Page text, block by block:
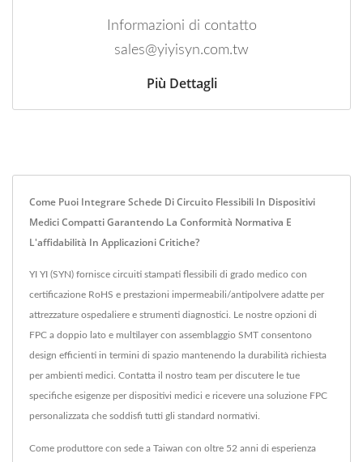
Informazioni di contatto
sales@yiyisyn.com.tw
Più Dettagli
Come Puoi Integrare Schede Di Circuito Flessibili In Dispositivi
Medici Compatti Garantendo La Conformità Normativa E
L'affidabilità In Applicazioni Critiche?
YI YI (SYN) fornisce circuiti stampati flessibili di grado medico con
certificazione RoHS e prestazioni impermeabili/antipolvere adatte per
attrezzature ospedaliere e strumenti diagnostici. Le nostre opzioni di
FPC a doppio lato e multilayer con assemblaggio SMT consentono
design efficienti in termini di spazio mantenendo la durabilità richiesta
per ambienti medici. Contatta il nostro team per discutere le tue
specifiche esigenze per dispositivi medici e ricevere una soluzione FPC
personalizzata che soddisfi tutti gli standard normativi.
Come produttore con sede a Taiwan con oltre 52 anni di esperienza